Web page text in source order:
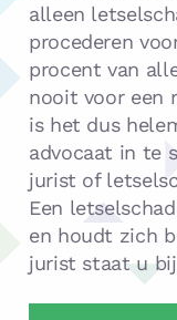
alleen
procederen
procent van
nooit voor een
is het dus
advocaat in te
jurist of
Een
en houdt zich
jurist staat u